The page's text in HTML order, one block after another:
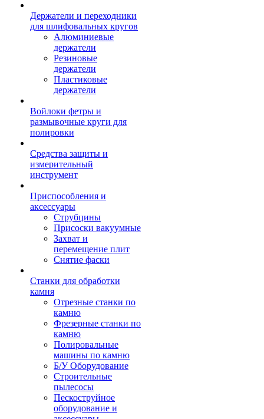
Держатели и переходники
для шлифовальных кругов
Алюминиевые
держатели
Резиновые
держатели
Пластиковые
держатели
Войлоки фетры и
размывочные круги для
полировки
Средства защиты и
измерительный
инструмент
Приспособления и
аксессуары
Струбцины
Присоски вакуумные
Захват и
перемещение плит
Снятие фаски
Станки для обработки
камня
Отрезные станки по
камню
Фрезерные станки по
камню
Полировальные
машины по камню
Б/У Оборудование
Строительные
пылесосы
Пескоструйное
оборудование и